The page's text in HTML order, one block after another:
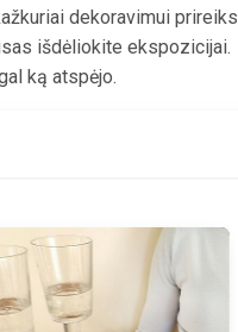
dekoravimui prireiks
išdėliokite ekspozicijai.
ką atspėjo.